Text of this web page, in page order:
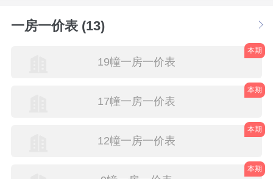
一房一价表 (13)
19幢一房一价表
本期
17幢一房一价表
本期
12幢一房一价表
本期
本期